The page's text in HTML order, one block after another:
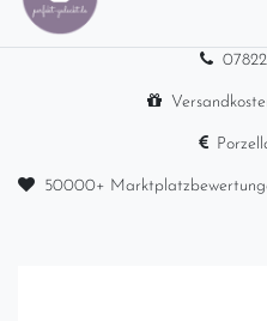
50000+